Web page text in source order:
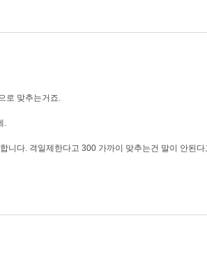
로 맞추는거죠.
.
니다. 격일제한다고 300 가까이 맞추는건 말이 안된다